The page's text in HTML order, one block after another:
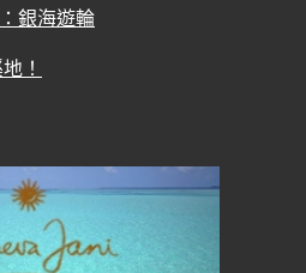
：銀海遊輪
！